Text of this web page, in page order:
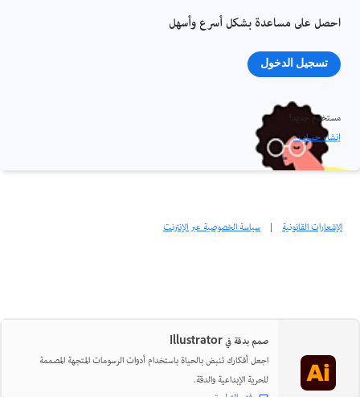
احصل على مساعدة بشكل أسرع وأسهل
تسجيل الدخول
مستخدم جديد؟
إنشاء حساب ›
الإشعارات القانونية | سياسة الخصوصية عبر الإنترنت
صمم بدقة في Illustrator
اجعل أفكارك تنبض بالحياة باستخدام أدوات الرسومات المتجهة المصممة
للحرية الإبداعية والدقة.
فتح التطبيق